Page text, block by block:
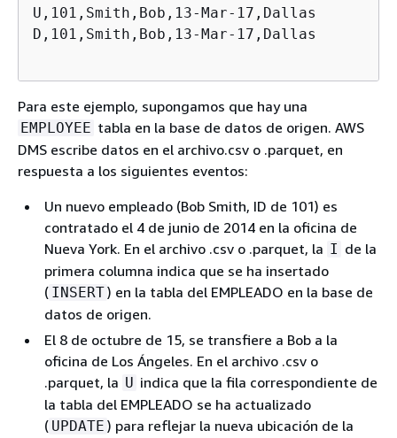
U,101,Smith,Bob,13-Mar-17,Dallas
D,101,Smith,Bob,13-Mar-17,Dallas
Para este ejemplo, supongamos que hay una
EMPLOYEE tabla en la base de datos de origen. AWS
DMS escribe datos en el archivo.csv o .parquet, en
respuesta a los siguientes eventos:
Un nuevo empleado (Bob Smith, ID de 101) es
contratado el 4 de junio de 2014 en la oficina de
Nueva York. En el archivo .csv o .parquet, la I de la
primera columna indica que se ha insertado
( INSERT) en la tabla del EMPLEADO en la base de
datos de origen.
El 8 de octubre de 15, se transfiere a Bob a la
oficina de Los Ángeles. En el archivo .csv o
.parquet, la U indica que la fila correspondiente de
la tabla del EMPLEADO se ha actualizado
( UPDATE ) para reflejar la nueva ubicación de la